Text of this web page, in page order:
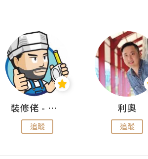
裝修佬 - 香港一站式網上裝修平台
追蹤
利奧
追蹤